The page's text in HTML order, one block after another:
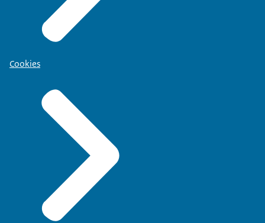
Cookies